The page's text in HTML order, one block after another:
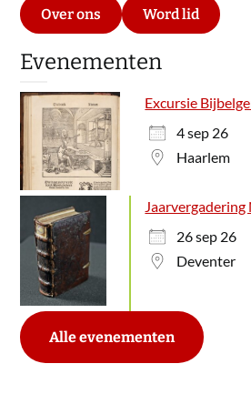
Over ons Word lid
Evenementen
Excursie
4 sep 26
Haarlem
Jaarvergadering
26 sep 26
Deventer
Alle evenementen